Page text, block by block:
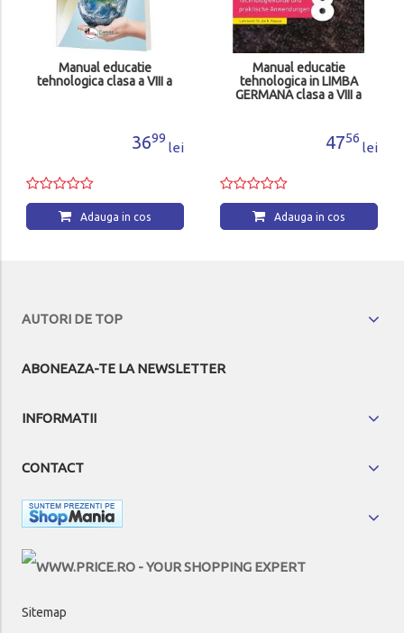
Manual educatie
tehnologica clasa a VIII a
3699
lei
Adauga in cos
Manual educatie
tehnologica in LIMBA
GERMANA clasa a VIII a
4756
lei
Adauga in cos
AUTORI DE TOP
ABONEAZA-TE LA NEWSLETTER
INFORMATII
CONTACT
Sitemap